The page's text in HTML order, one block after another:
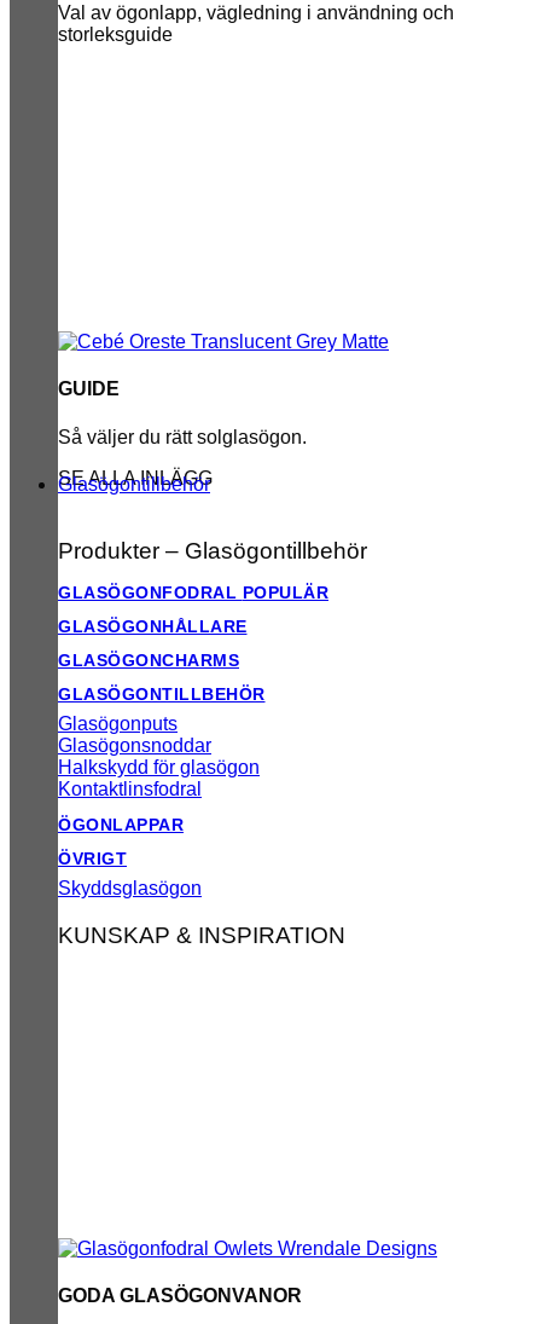
Val av ögonlapp, vägledning i användning och
storleksguide
GUIDE
Så väljer du rätt solglasögon.
SE ALLA INLÄGG
Glasögontillbehör
Produkter – Glasögontillbehör
GLASÖGONFODRAL
GLASÖGONHÅLLARE
GLASÖGONCHARMS
GLASÖGONTILLBEHÖR
Glasögonputs
Glasögonsnoddar
Halkskydd för glasögon
Kontaktlinsfodral
ÖGONLAPPAR
ÖVRIGT
Skyddsglasögon
KUNSKAP & INSPIRATION
GODA GLASÖGONVANOR